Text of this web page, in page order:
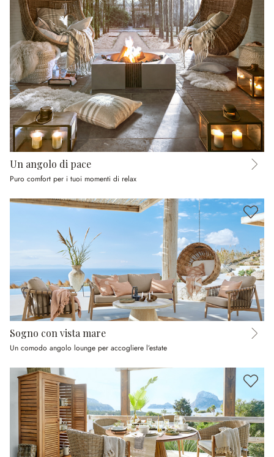
Un angolo di pace
Puro comfort per i tuoi momenti di relax
Sogno con vista mare
Un comodo angolo lounge per accogliere l’estate